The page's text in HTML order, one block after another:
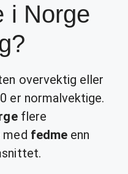
i Norge
overvektig eller
er normalvektige.
flere
fedmeenn